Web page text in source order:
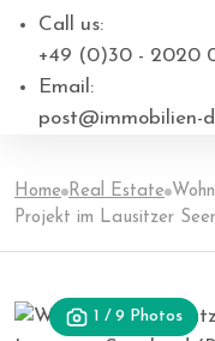
Call us:
+49 (0)30 - 2020
Email:
post@immobilien-
Home Real Estate
Projekt im Lausitzer
1 / 9 Photos